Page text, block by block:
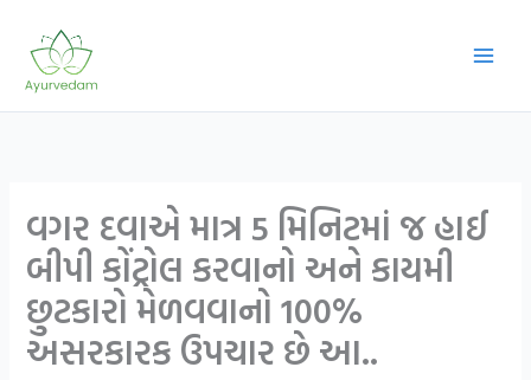
content
વગર દવાએ માત્ર 5 મિનિટમાં જ હાઈ
બીપી કોંટ્રોલ કરવાનો અને કાયમી
છુટકારો મેળવવાનો 100%
અસરકારક ઉપચાર છે આ..